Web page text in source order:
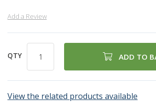
Add a Review
QTY ADD TO
View the related products available